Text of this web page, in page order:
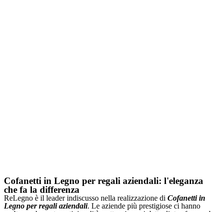
Cofanetti in Legno per regali aziendali: l'eleganza
che fa la differenza
ReLegno è il leader indiscusso nella realizzazione di Cofanetti in
Legno per regali aziendali. Le aziende più prestigiose ci hanno